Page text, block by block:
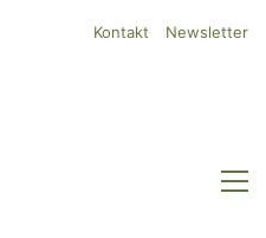
Kontakt Newsletter